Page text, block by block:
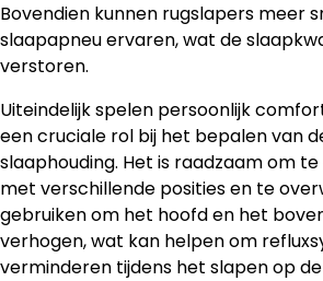
Bovendien kunnen rugslapers meer
slaapapneu ervaren, wat de
verstoren.
Uiteindelijk spelen persoonlijk
een cruciale rol bij het bepalen van
slaaphouding. Het is raadzaam om
met verschillende posities en te
gebruiken om het hoofd en het
verhogen, wat kan helpen om
verminderen tijdens het slapen op